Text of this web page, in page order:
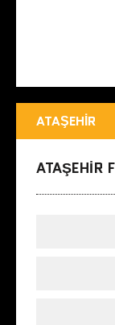
ATAŞEHIR
ATAŞEHIR